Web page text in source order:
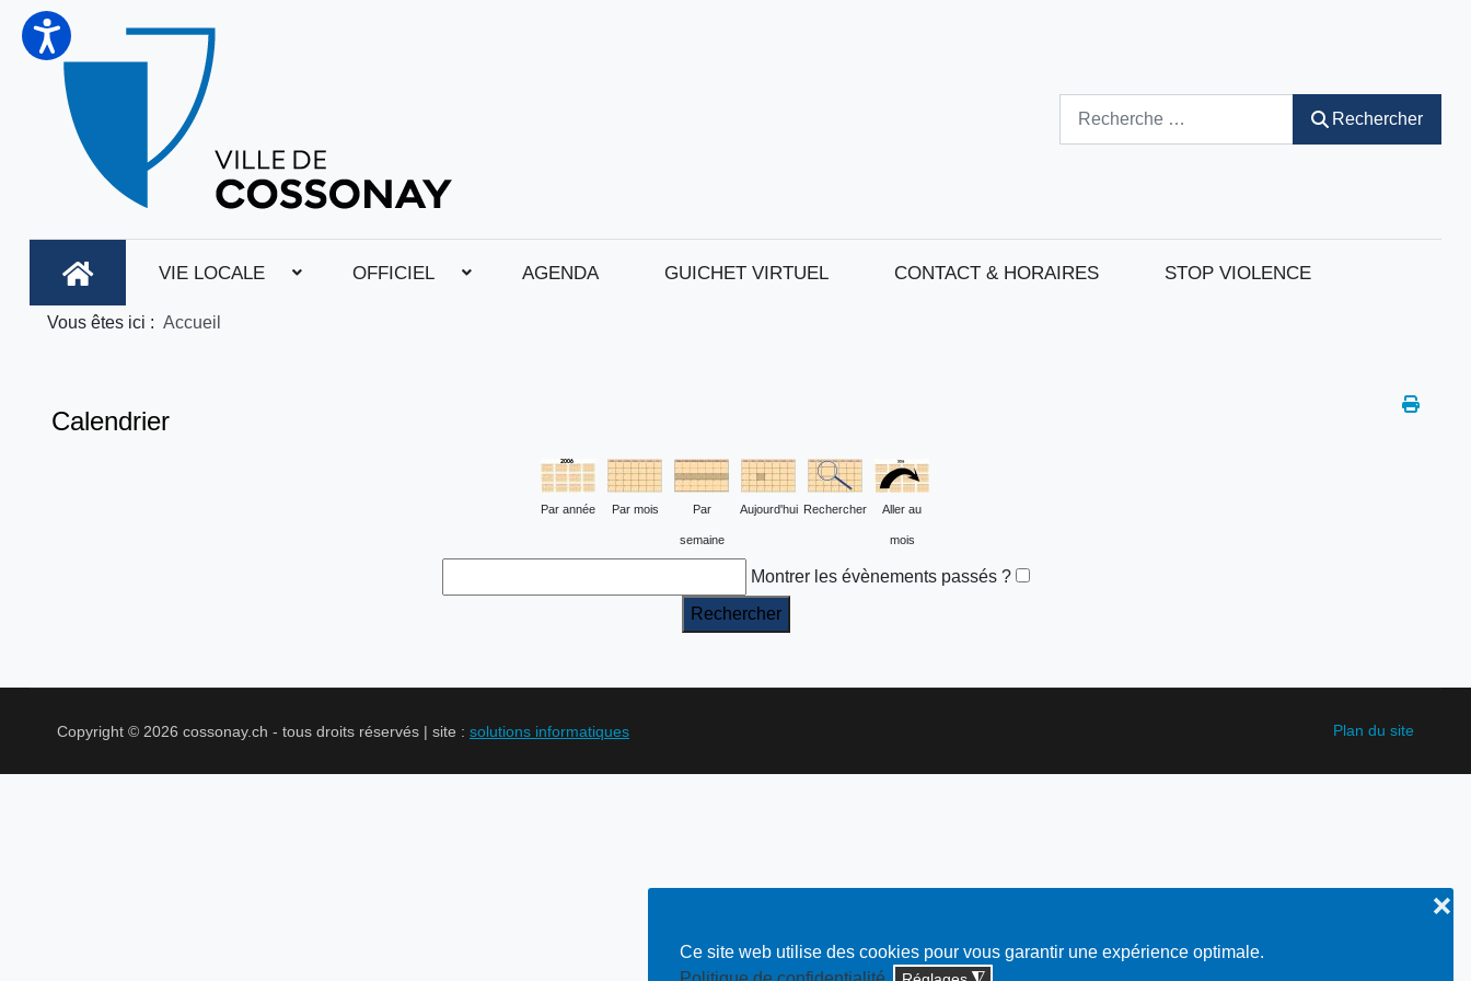
Ce site web utilise des cookies pour vous garantir une expérience optimale.
❌
Rechercher
VIE LOCALE OFFICIEL AGENDA GUICHET VIRTUEL CONTACT & HORAIRES STOP VIOLENCE
Vous êtes ici : Accueil
Calendrier
Par année Par mois Par
semaine
Aujourd'hui Rechercher Aller au
mois
Montrer les évènements passés ?
Copyright © 2026 cossonay.ch - tous droits réservés | site : solutions informatiques Plan du site